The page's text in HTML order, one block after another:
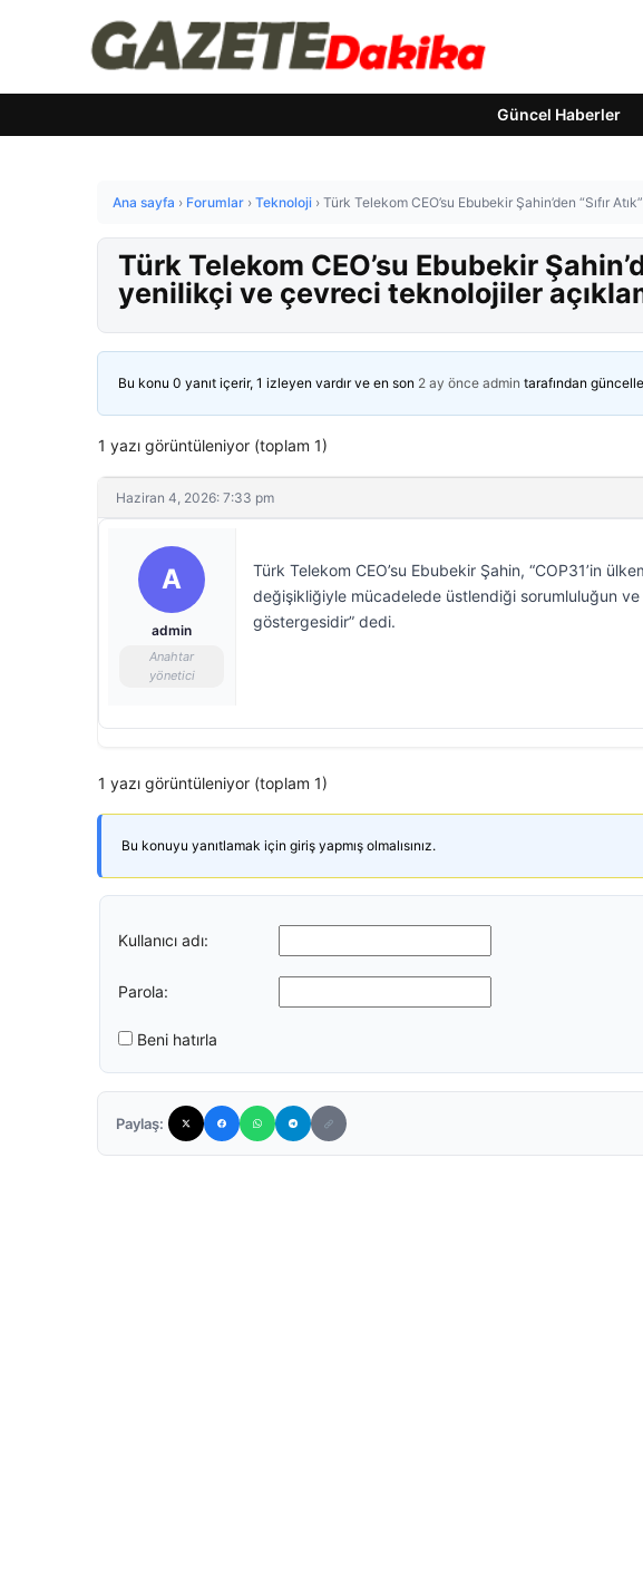
Güncel Haberler
Ana sayfa › Forumlar › Teknoloji › Türk Telekom CEO’su Ebubekir Şahin’den “Sıfır
Türk Telekom CEO’su Ebubekir
yenilikçi ve çevreci teknolojiler
Bu konu 0 yanıt içerir, 1 izleyen vardır ve en son 2 ay önce admin tarafından
1 yazı görüntüleniyor (toplam 1)
Haziran 4, 2026: 7:33 pm
A
admin
Anahtar
yönetici
Türk Telekom CEO’su Ebubekir Şahin, “COP31’in
değişikliğiyle mücadelede üstlendiği sorumluluğun
göstergesidir” dedi.
1 yazı görüntüleniyor (toplam 1)
Bu konuyu yanıtlamak için giriş yapmış olmalısınız.
Kullanıcı adı:
Parola:
Beni hatırla
Paylaş: